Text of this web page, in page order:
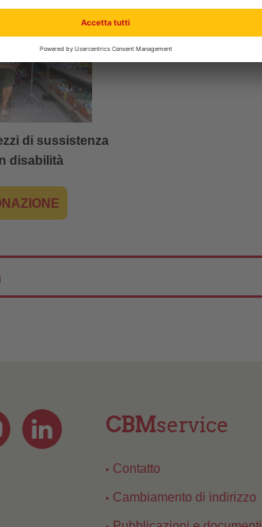
di sussistenza
disabilità
CBMservice
Contatto
Cambiamento di indirizzo